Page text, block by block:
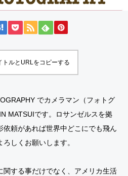
トルとURLをコピーする
でカメラマン（フォトグ
MATSUIです。ロサンゼルスを拠
依頼があれば世界中どこにでも飛ん
しくお願いします。
関する事だけでなく、アメリカ生活